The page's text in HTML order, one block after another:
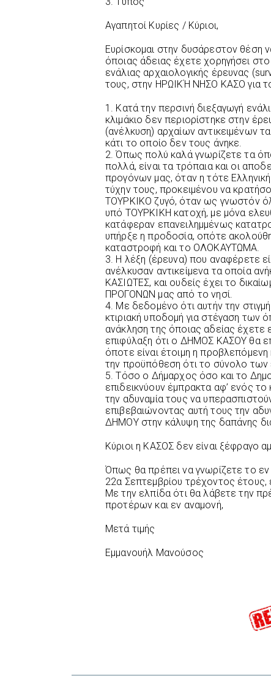
Αγαπητοί Κυρίες / Κύριοι,
Ευρίσκομαι στην δυσάρεστoν θέση
όποιας άδειας έχετε χορηγήσει
ενάλιας αρχαιολογικής έρευνας
τους, στην ΗΡΩΙΚΉ ΝΗΣΟ ΚΑΣΟ για
1. Κατά την περσινή διεξαγωγή
κλιμάκιο δεν περιορίστηκε στην
(ανέλκυση) αρχαίων αντικειμένων
κάτι το οποίο δεν τους άνηκε.
2. Όπως πολύ καλά γνωρίζετε τα
πολλά, είναι τα τρόπαια και οι
προγόνων μας, όταν η τότε
τύχην τους, προκειμένου να
ΤΟΥΡΚΙΚΟ ζυγό, όταν ως γνωστόν
υπό ΤΟΥΡΚIKH κατοχή, με μόνα
κατάφεραν επανειλημμένως
υπήρξε η προδοσία, οπότε
καταστροφή και το ΟΛΟΚΑΥΤΩΜΑ.
3. Η λέξη (έρευνα) που αναφέρετε
ανέλκυσαν αντικείμενα τα οποία
ΚΑΣΙΩΤΕΣ, και ουδείς έχει το
ΠΡΟΓΟΝΩΝ μας από το νησί.
4. Με δεδομένο ότι αυτήν την
κτιριακή υποδομή για στέγαση των
ανάκληση της όποιας αδείας έχετε
επιφύλαξη ότι ο ΔΗΜΟΣ ΚΑΣΟΥ θα
όποτε είναι έτοιμη η
την προϋπόθεση ότι το σύνολο των
5. Τόσο ο Δήμαρχος όσο και το
επιδεικνύουν έμπρακτα αφ’ ενός
την αδυναμία τους να
επιβεβαιώνοντας αυτή τους την
ΔΗΜΟΥ στην κάλυψη της δαπάνης
Κύριοι η ΚΑΣΟΣ δεν είναι ξέφραγο
Όπως θα πρέπει να γνωρίζετε το
22α Σεπτεμβρίου τρέχοντος
Με την ελπίδα ότι θα λάβετε την
προτέρων και εν αναμονή,
Μετά τιμής
Εμμανουήλ Μανούσος